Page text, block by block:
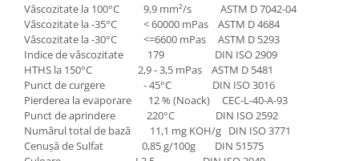
Vâscozitate la 100°C 9,9 mm²/s ASTM D 7042-04
Vâscozitate la -35°C < 60000 mPas ASTM D 4684
Vâscozitate la -30°C <=6600 mPas ASTM D 5293
Indice de vâscozitate 179 DIN ISO 2909
HTHS la 150°C 2,9 - 3,5 mPas ASTM D 5481
Punct de curgere - 45°C DIN ISO 3016
Pierderea la evaporare 12 % (Noack) CEC-L-40-A-93
Punct de aprindere 220°C DIN ISO 2592
Numărul total de bază 11,1 mg KOH/g DIN ISO 3771
Cenușă de Sulfat 0,85 g/100g DIN 51575